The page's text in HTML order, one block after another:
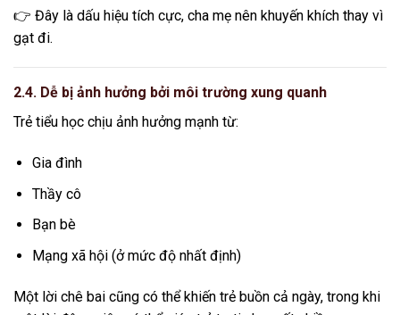
👉 Đây là dấu hiệu tích cực, cha mẹ nên khuyến khích thay vì
gạt đi.
2.4. Dễ bị ảnh hưởng bởi môi trường xung quanh
Trẻ tiểu học chịu ảnh hưởng mạnh từ:
Gia đình
Thầy cô
Bạn bè
Mạng xã hội (ở mức độ nhất định)
Một lời chê bai cũng có thể khiến trẻ buồn cả ngày, trong khi